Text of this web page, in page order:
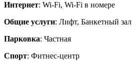
Интернет: Wi-Fi, Wi-Fi в номере
Общие услуги: Лифт, Банкетный зал
Парковка: Частная
Спорт: Фитнес-центр